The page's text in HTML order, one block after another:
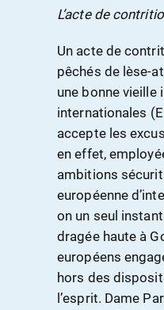
L’acte de
Un acte de
pêchés de lèse-
une bonne vieille
internationales
accepte les
en effet,
ambitions
européenne
on un seul
dragée haute à
européens
hors des
l’esprit. Dame